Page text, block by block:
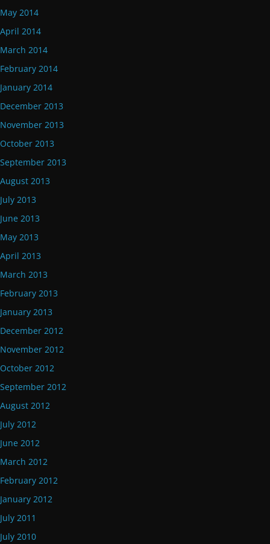
May 2014
April 2014
March 2014
February 2014
January 2014
December 2013
November 2013
October 2013
September 2013
August 2013
July 2013
June 2013
May 2013
April 2013
March 2013
February 2013
January 2013
December 2012
November 2012
October 2012
September 2012
August 2012
July 2012
June 2012
March 2012
February 2012
January 2012
July 2011
July 2010